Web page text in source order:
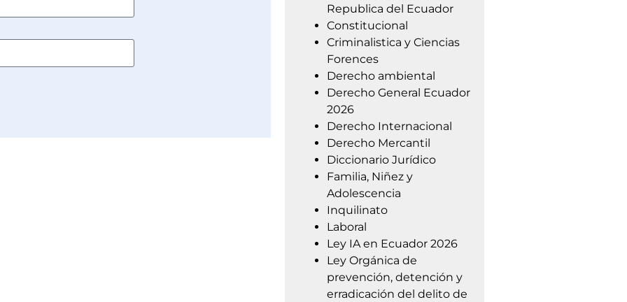
Republica del Ecuador
Constitucional
Criminalistica y Ciencias
Forences
Derecho ambiental
Derecho General Ecuador
2026
Derecho Internacional
Derecho Mercantil
Diccionario Jurídico
Familia, Niñez y
Adolescencia
Inquilinato
Laboral
Ley IA en Ecuador 2026
Ley Orgánica de
prevención, detención y
erradicación del delito de